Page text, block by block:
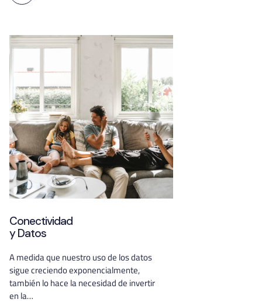
Conectividad
y Datos
A medida que nuestro uso de los datos
sigue creciendo exponencialmente,
también lo hace la necesidad de invertir
en la…